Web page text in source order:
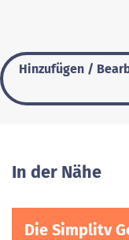
Hinzufügen /
In der Nähe
Die Simplitv